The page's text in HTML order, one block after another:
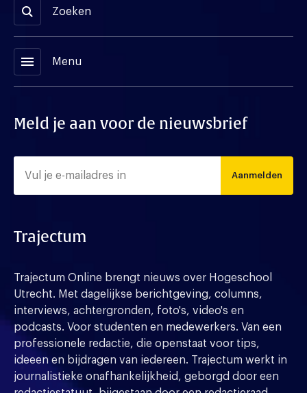
Zoeken
menu Menu
Meld je aan voor de nieuwsbrief
Aanmelden
Trajectum
Trajectum Online brengt nieuws over Hogeschool
Utrecht. Met dagelijkse berichtgeving, columns,
interviews, achtergronden, foto's, video's en
podcasts. Voor studenten en medewerkers. Van een
professionele redactie, die openstaat voor tips,
ideeen en bijdragen van iedereen. Trajectum werkt in
journalistieke onafhankelijkheid, geborgd door een